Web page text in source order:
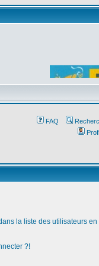
FAQ
la liste des utilisateurs
?!